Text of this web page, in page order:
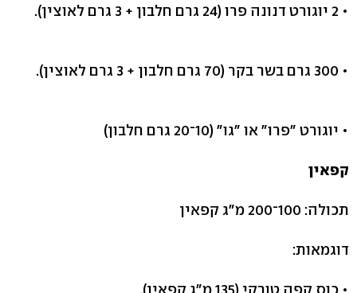
• 2 יוגורט דנונה פרו (24 גרם חלבון + 3 גרם לאוצין).
• 300 גרם בשר בקר (70 גרם חלבון + 3 גרם לאוצין).
• יוגורט "פרו" או "גו" (10־20 גרם חלבון)
קפאין
תכולה: 100־200 מ"ג קפאין
דוגמאות:
• כוס קפה טורקי (135 מ"ג קפאין).